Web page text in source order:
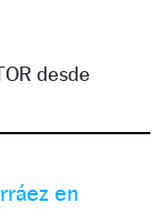
desde
en